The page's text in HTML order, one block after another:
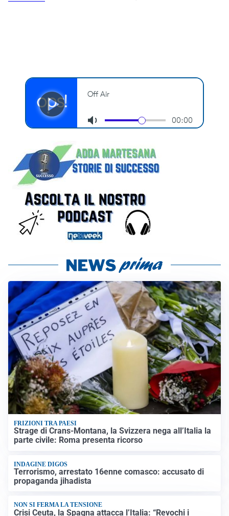
FRIZIONI TRA PAESI
Strage di Crans-Montana, la Svizzera nega all’Italia la
parte civile: Roma presenta ricorso
INDAGINE DIGOS
Terrorismo, arrestato 16enne comasco: accusato di
propaganda jihadista
NON SI FERMA LA TENSIONE
Crisi Ceuta, la Spagna attacca l’Italia: “Revochi i